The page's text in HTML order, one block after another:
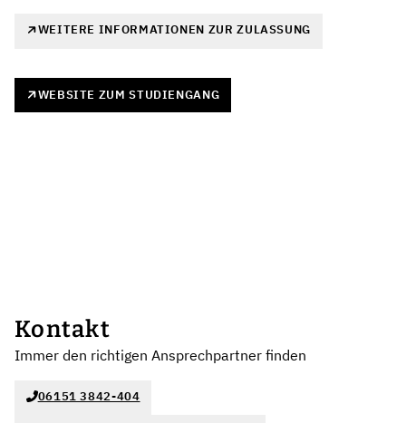
WEITERE INFORMATIONEN ZUR ZULASSUNG
WEBSITE ZUM STUDIENGANG
Kontakt
Immer den richtigen Ansprechpartner finden
06151 3842-404